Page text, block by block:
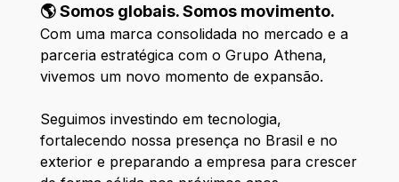
🌎 Somos globais. Somos movimento.
Com uma marca consolidada no mercado e a
parceria estratégica com o Grupo Athena,
vivemos um novo momento de expansão.
Seguimos investindo em tecnologia,
fortalecendo nossa presença no Brasil e no
exterior e preparando a empresa para crescer